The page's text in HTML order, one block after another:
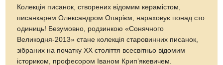
Колекція писанок, створених відомим керамістом,
писанкарем Олександром Опарієм, нараховує понад сто
одиниць! Безумовно, родзинкою «Сонячного
Великодня-2013» стане колекція старовинних писанок,
зібраних на початку ХХ століття всесвітньо відомим
істориком, професором Іваном Крип’якевичем.